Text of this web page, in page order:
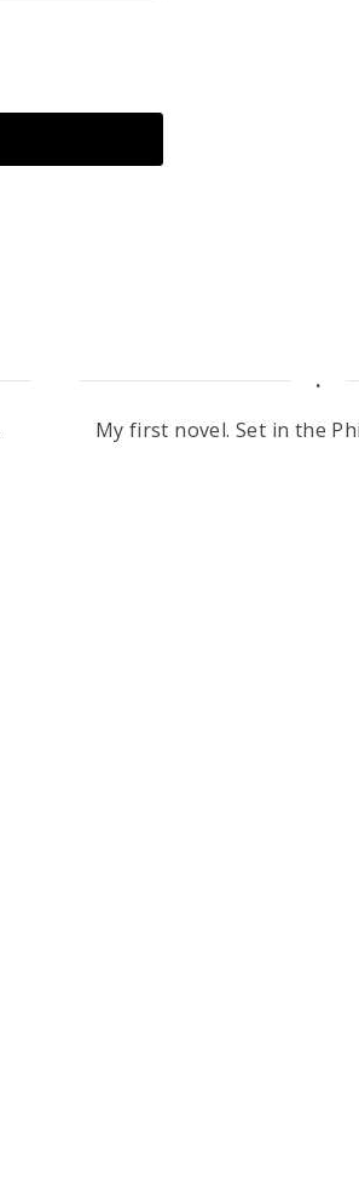
.
My first novel. Set in the